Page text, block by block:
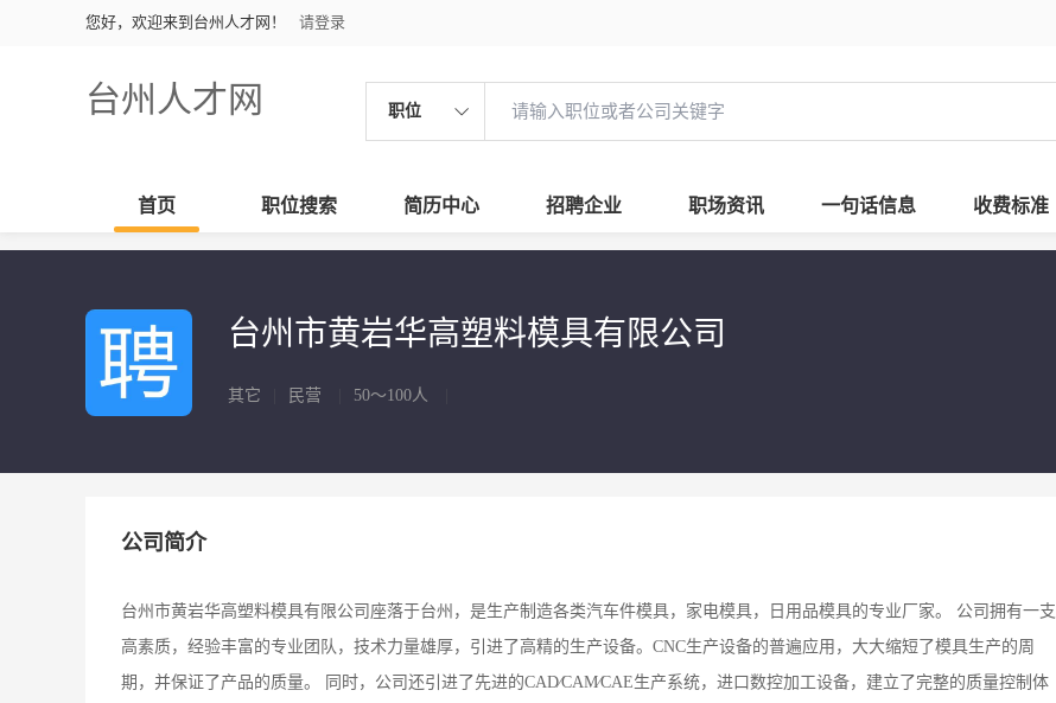
您好，欢迎来到台州人才网！ 请登录
台州人才网 职位
首页 职位搜索 简历中心 招聘企业 职场资讯 一句话信息 收费标准
台州市黄岩华高塑料模具有限公司
其它 民营 50～100人
公司简介
台州市黄岩华高塑料模具有限公司座落于台州，是生产制造各类汽车件模具，家电模具，日用品模具的专业厂家。 公司拥有一支
高素质，经验丰富的专业团队，技术力量雄厚，引进了高精的生产设备。CNC生产设备的普遍应用，大大缩短了模具生产的周
期，并保证了产品的质量。 同时，公司还引进了先进的CAD∕CAM∕CAE生产系统，进口数控加工设备，建立了完整的质量控制体